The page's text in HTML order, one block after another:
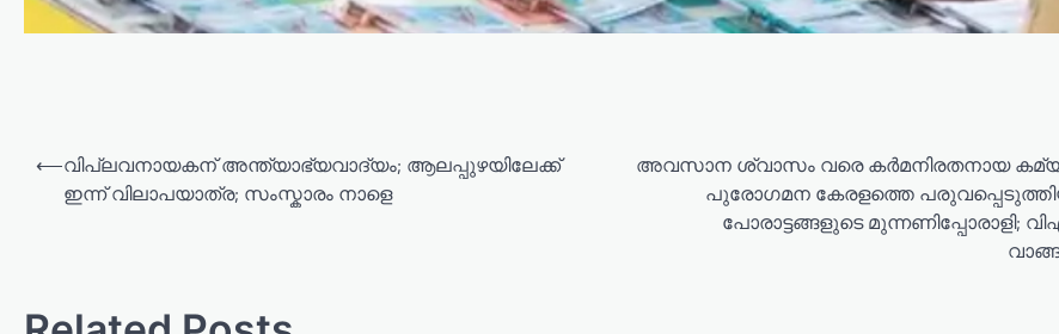
⟵വിപ്ലവനായകന് അന്ത്യാഭ്യവാദ്യം; ആലപ്പുഴയിലേക്ക്
ഇന്ന് വിലാപയാത്ര; സംസ്കാരം നാളെ
അവസാന ശ്വാസം വരെ കർമനിരതനായ
പുരോഗമന കേരളത്തെ
പോരാട്ടങ്ങളുടെ മുന്നണിപ്പോരാളി;